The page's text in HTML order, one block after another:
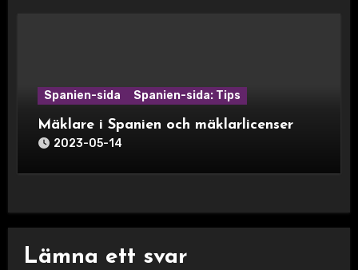
Spanien-sida Spanien-sida: Tips
Mäklare i Spanien och mäklarlicenser
2023-05-14
Lämna ett svar